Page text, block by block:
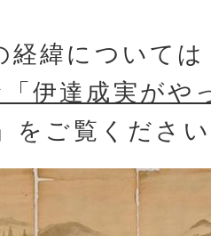
経緯については
伊達成実が
をご覧くださ